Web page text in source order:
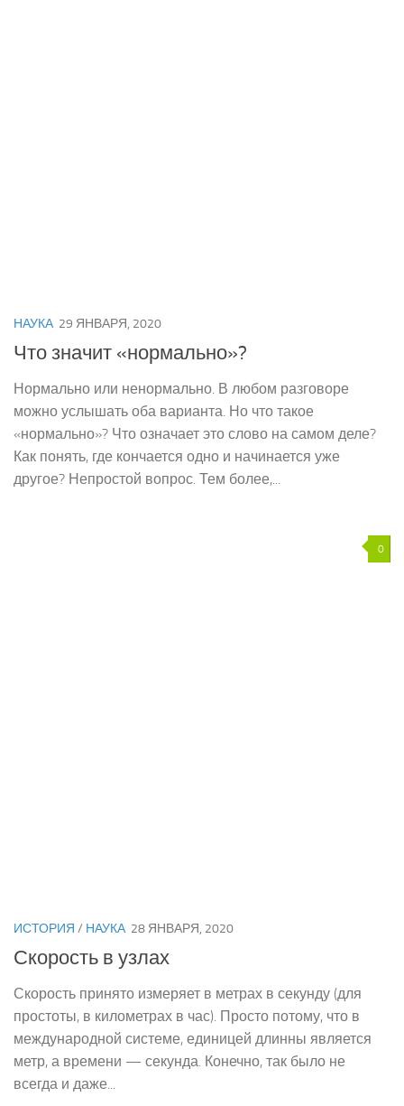
НАУКА 29 ЯНВАРЯ, 2020
Что значит «нормально»?
Нормально или ненормально. В любом разговоре
можно услышать оба варианта. Но что такое
«нормально»? Что означает это слово на самом деле?
Как понять, где кончается одно и начинается уже
другое? Непростой вопрос. Тем более,...
0
ИСТОРИЯ / НАУКА 28 ЯНВАРЯ, 2020
Скорость в узлах
Скорость принято измеряет в метрах в секунду (для
простоты, в километрах в час). Просто потому, что в
международной системе, единицей длинны является
метр, а времени — секунда. Конечно, так было не
всегда и даже...